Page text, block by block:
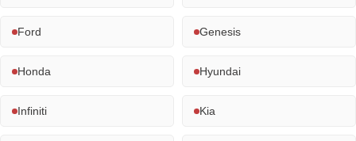
Ford Genesis
Honda Hyundai
Infiniti Kia